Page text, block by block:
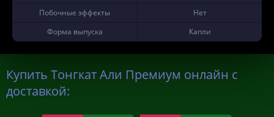
Побочные эффекты
Нет
Форма выпуска
Капли
Купить Тонгкат Али Премиум онлайн с
доставкой: